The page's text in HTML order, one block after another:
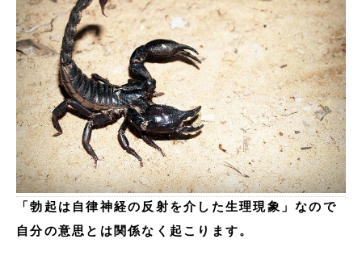
「勃起は自律神経の反射を介した生理現象」なので
自分の意思とは関係なく起こります。